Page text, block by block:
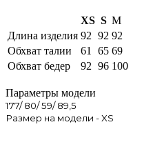
XS S M
Длина изделия 92 92 92
Обхват талии
61 65 69
Обхват бедер
92 96 100
Параметры модели
177/ 80/ 59/ 89,5
Размер на модели - XS